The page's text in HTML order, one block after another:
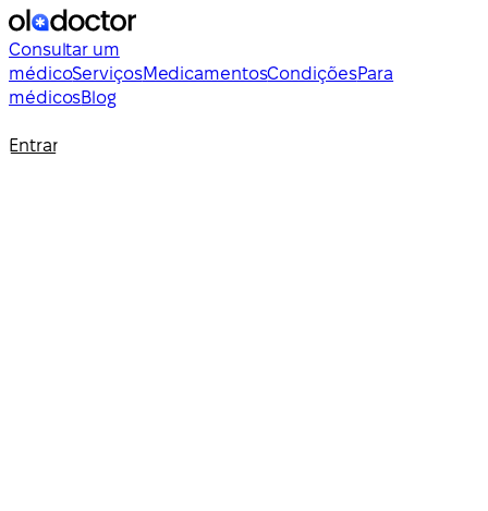
Consultar um
médicoServiçosMedicamentosCondiçõesPara
médicosBlog
Entrar